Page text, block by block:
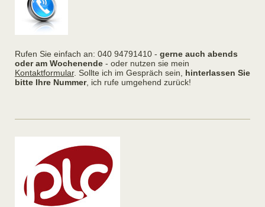
Rufen Sie einfach an: 040 94791410 - gerne auch abends
oder am Wochenende - oder nutzen sie mein
Kontaktformular. Sollte ich im Gespräch sein, hinterlassen Sie
bitte Ihre Nummer, ich rufe umgehend zurück!